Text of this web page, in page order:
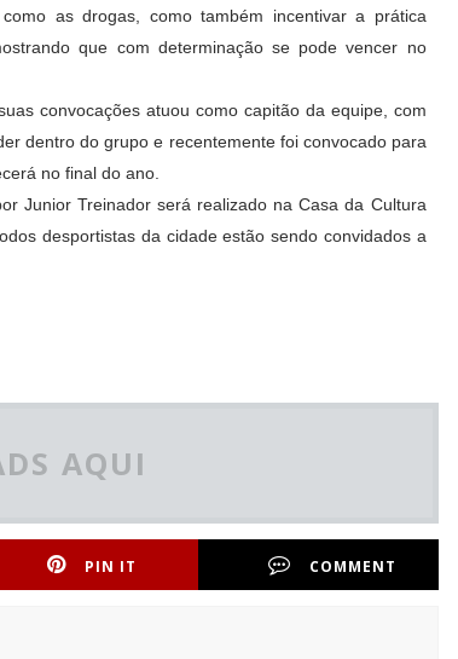
as drogas, como também incentivar a prática
que com determinação se pode vencer no
convocações atuou como capitão da equipe, com
dentro do grupo e recentemente foi convocado para
no final do ano.
Junior Treinador será realizado na Casa da Cultura
desportistas da cidade estão sendo convidados a
AQUI
PIN IT COMMENT